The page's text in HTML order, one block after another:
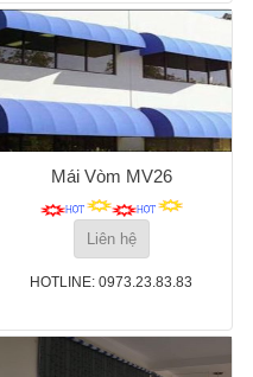
Mái Vòm MV26
Liên hệ
HOTLINE: 0973.23.83.83